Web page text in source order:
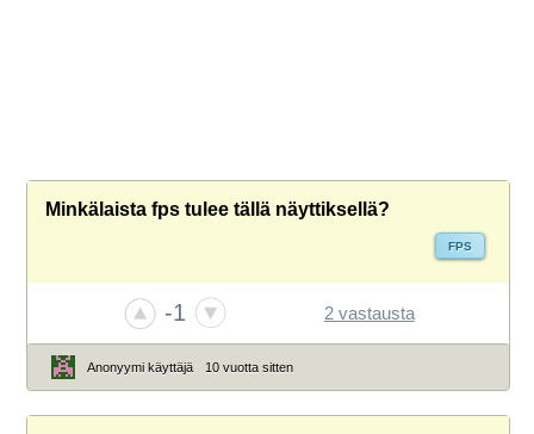
Minkälaista fps tulee tällä näyttiksellä?
FPS
-1 2 vastausta
Anonyymi käyttäjä 10 vuotta sitten